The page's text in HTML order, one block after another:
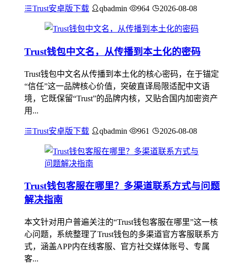
Trust安卓版下载 qbadmin 964 2026-08-08
Trust钱包中文名，从传播到本土化的密码
Trust钱包中文名从传播到本土化的核心密码，在于锚定
“信任”这一品牌核心价值，突破直译局限适配中文语
境，它既保留“Trust”的品牌内核，又贴合国内加密资产
用...
Trust安卓版下载 qbadmin 961 2026-08-08
Trust钱包客服在哪里？多渠道联系方式与问题
解决指南
本文针对用户普遍关注的“Trust钱包客服在哪里”这一核
心问题，系统整理了Trust钱包的多渠道官方客服联系方
式，涵盖APP内在线客服、官方社交媒体账号、专属
客...